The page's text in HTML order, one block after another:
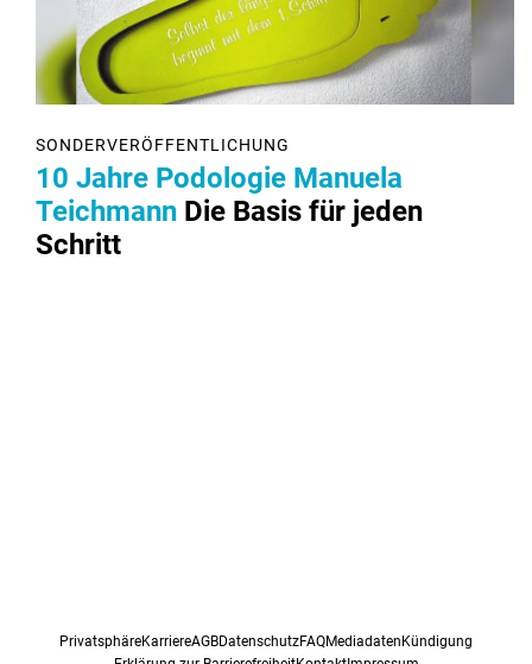
SONDERVERÖFFENTLICHUNG
10 Jahre Podologie Manuela
Teichmann Die Basis für jeden
Schritt
PrivatsphäreKarriereAGBDatenschutzFAQMediadaten Kündigung